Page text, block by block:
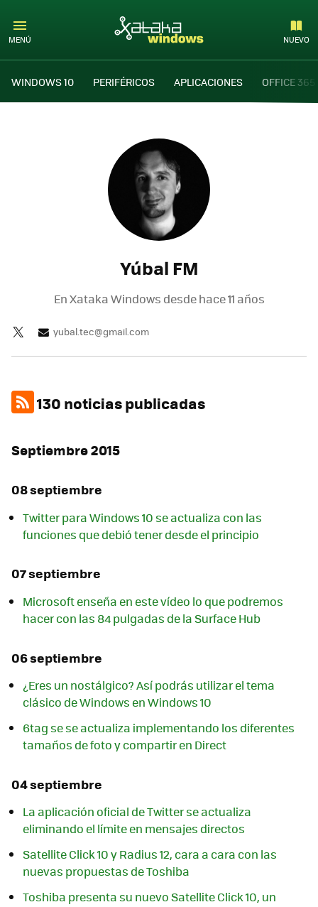
MENÚ NUEVO
WINDOWS 10 PERIFÉRICOS APLICACIONES OFFICE 365
Yúbal FM
En Xataka Windows desdehace 11 años
yubal.tec@gmail.com
130 noticias publicadas
Septiembre 2015
08 septiembre
Twitter para Windows 10 se actualiza con las
funciones que debió tener desde el principio
07 septiembre
Microsoft enseña en este vídeo lo que podremos
hacer con las 84 pulgadas de la Surface Hub
06 septiembre
¿Eres un nostálgico? Así podrás utilizar el tema
clásico de Windows en Windows 10
6tag se se actualiza implementando los diferentes
tamaños de foto y compartir en Direct
04 septiembre
La aplicación oficial de Twitter se actualiza
eliminando el límite en mensajes directos
Satellite Click 10 y Radius 12, cara a cara con las
nuevas propuestas de Toshiba
Toshiba presenta su nuevo Satellite Click 10, un